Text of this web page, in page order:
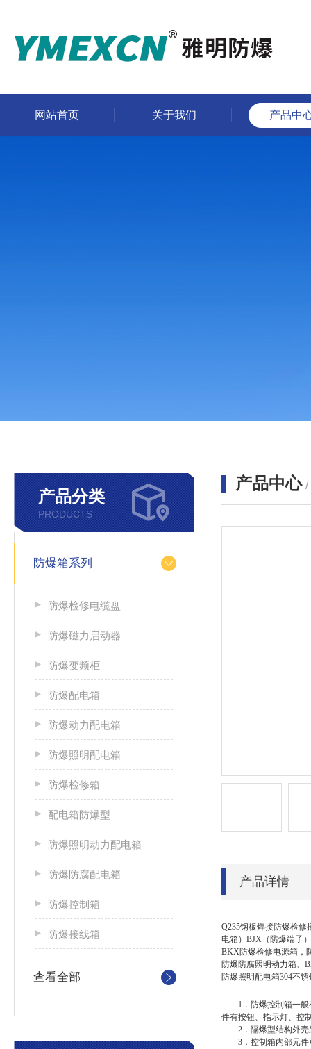
网站首页 关于我们 产品中
产品分类
PRODUCTS
防爆箱系列
防爆检修电缆盘
防爆磁力启动器
防爆变频柜
防爆配电箱
防爆动力配电箱
防爆照明配电箱
防爆检修箱
配电箱防爆型
防爆照明动力配电箱
防爆防腐配电箱
防爆控制箱
防爆接线箱
查看全部
产品中心 /
产品详情
Q235钢板焊接防爆检
电箱）BJX（防爆端子
BKX防爆检修电源箱，
防爆防腐照明动力箱、
防爆照明配电箱304不
1．防爆控制箱一般有
件有按钮、指示灯、控
2．隔爆型结构外壳采
3．控制箱内部元件可